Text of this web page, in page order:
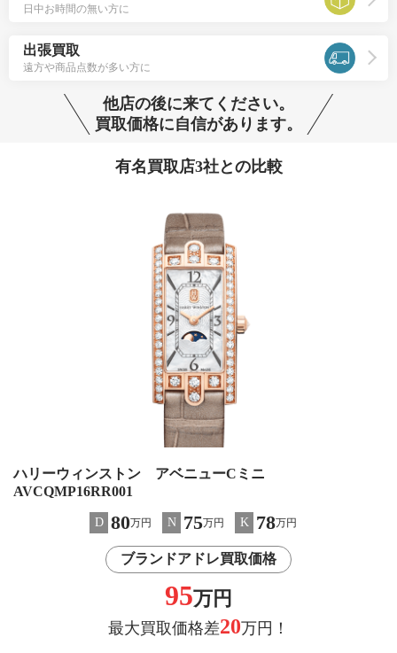
日中お時間の無い方に
出張買取
遠方や商品点数が多い方に
他店の後に来てください。
買取価格に自信があります。
有名買取店3社との比較
ハリーウィンストン アベニューCミニ
AVCQMP16RR001
D 80万円 N 75万円 K 78万円
ブランドアドレ買取価格
95万円
最大買取価格差20万円！